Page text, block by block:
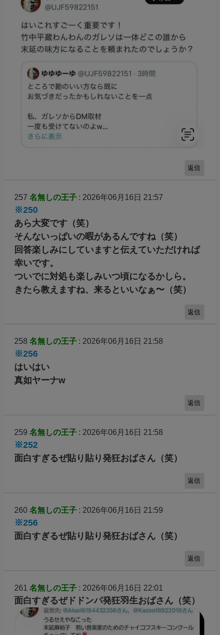
返信
257 名無しの王子: 2026年06月16日 21:57
※250
あら大変です（笑）
そんないっぱいの暇があるんですね（笑）
回答楽しみにしていますと伝えていただければ
幸いです。
ついでに対処も楽しみいつ頃になるかしら。
きたら教えますね、来るといいなぁ〜（笑）
返信
258 名無しの王子: 2026年06月16日 21:58
※256
はいはい
真如ヤーナw
返信
259 名無しの王子: 2026年06月16日 21:58
※252
面白すぎるぜ貼り貼り発狂おばさん（笑）
返信
260 名無しの王子: 2026年06月16日 21:59
※256
面白すぎるぜ貼り貼り発狂おばさん（笑）
返信
261 名無しの王子: 2026年06月16日 22:01
面白すぎるぜドドンパ発狂羽生おばさん（笑）